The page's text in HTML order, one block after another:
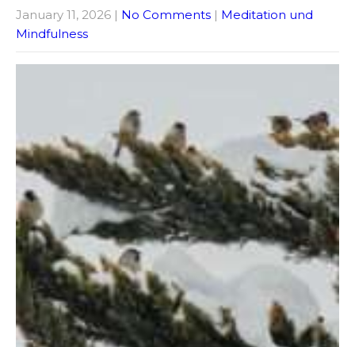
January 11, 2026 | No Comments | Meditation und
Mindfulness